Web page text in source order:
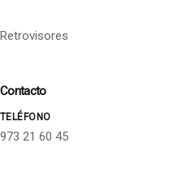
Retrovisores
Contacto
TELÉFONO
973 21 60 45